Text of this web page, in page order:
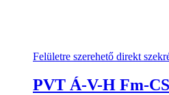
Felületre szerehető direkt
PVT Á-V-H Fm-